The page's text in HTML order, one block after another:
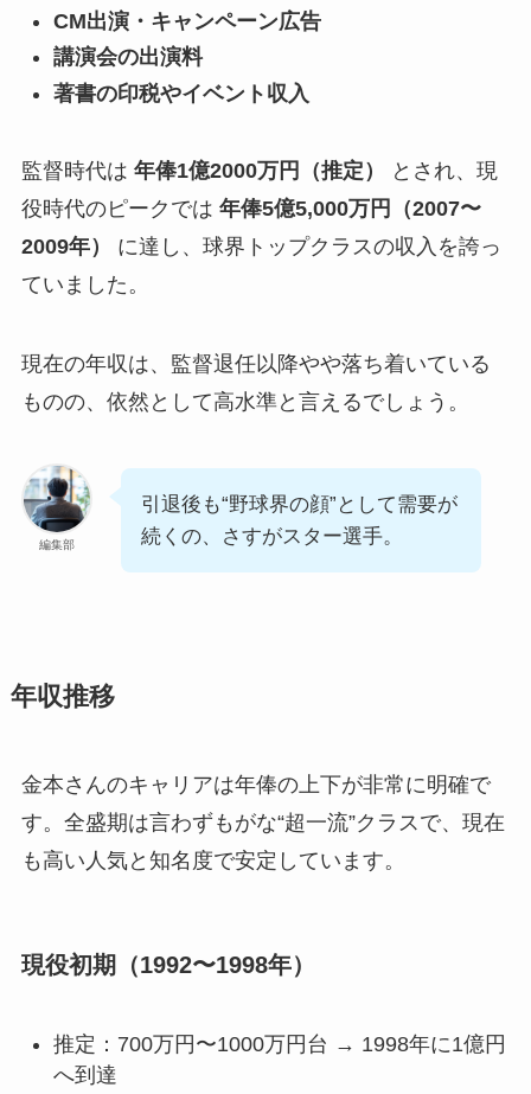
CM出演・キャンペーン広告
講演会の出演料
著書の印税やイベント収入
監督時代は 年俸1億2000万円（推定）
とされ、現
役時代のピークでは 年俸5億5,000万円（2007〜
2009年）
に達し、球界トップクラスの収入を誇っ
ていました。
現在の年収は、監督退任以降やや落ち着いている
ものの、依然として高水準と言えるでしょう。
編集部
引退後も“野球界の顔”として需要が
続くの、さすがスター選手。
年収推移
金本さんのキャリアは年俸の上下が非常に明確で
す。全盛期は言わずもがな“超一流”クラスで、現在
も高い人気と知名度で安定しています。
現役初期（1992〜1998年）
推定：700万円〜1000万円台 → 1998年に1億円
へ到達